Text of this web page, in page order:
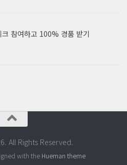
크 참여하고 100% 경품 받기
All Rights Reserved.
with the Hueman theme